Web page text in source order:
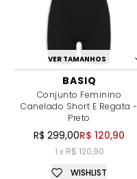
VER TAMANHOS
BASIQ
Conjunto Feminino
Canelado Short E Regata -
Preto
R$ 299,00R$ 120,90
1 x R$ 120,90
WISHLIST